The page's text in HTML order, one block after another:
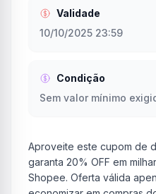
Validade
10/10/2025 23:59
Condição
Sem valor mínimo
Aproveite este cupom de
garanta 20% OFF em
Shopee. Oferta válida